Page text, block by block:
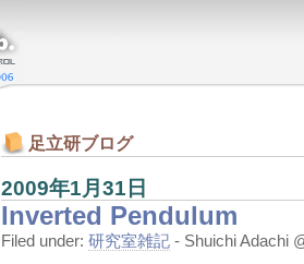
足立研ブログ
2009年1月31日
Inverted Pendulum
Filed under: 研究室雑記 - Shuichi Adachi